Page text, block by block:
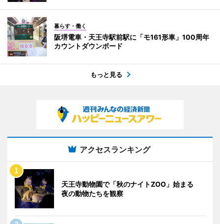
暮らす・働く
阪堺電車・天王寺駅前駅に「モ161形車」100周年
カウントダウンボード
もっと見る
アクセスランキング
天王寺動物園で「秋のナイトZOO」始まる
夜の動物たちを観察